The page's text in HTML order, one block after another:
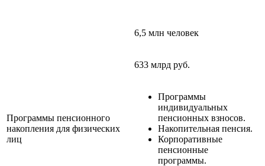
6,5 млн человек
633 млрд руб.
Программы пенсионного
накопления для физических
лиц
Программы
индивидуальных
пенсионных взносов.
Накопительная пенсия.
Корпоративные
пенсионные
программы.